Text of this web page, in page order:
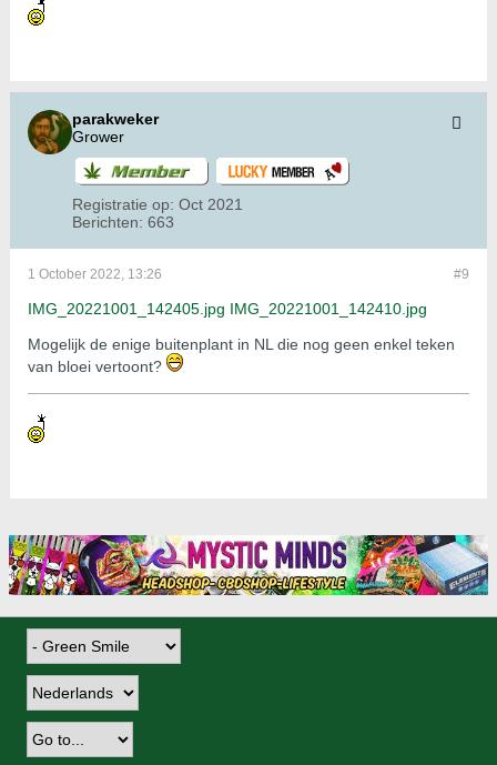
parakweker
Grower
Registratie op: Oct 2021
Berichten: 663
#9
1 October 2022, 13:26
IMG_20221001_142405.jpg IMG_20221001_142410.jpg
Mogelijk de enige buitenplant in NL die nog geen enkel teken
van bloei vertoont?